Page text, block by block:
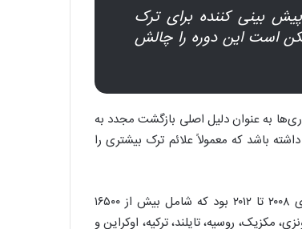
بینی‌ کننده برای ترک
است این دوره را چالش
به عنوان دلیل اصلی بازگشت مجدد به
باشد که معمولاً علائم ترک بیشتری را
این پژوهش بر اساس داده‌های بررسی جهانی دخانیات بزرگسالان در سال‌های ۲۰۰۸ تا ۲۰۱۲ بود که شامل بیش از ۱۶۵۰۰
مکزیک، روسیه، تایلند، ترکیه، اوکراین و